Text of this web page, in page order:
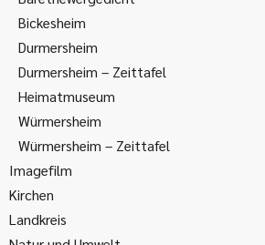
Bickesheim
Durmersheim
Durmersheim – Zeittafel
Heimatmuseum
Würmersheim
Würmersheim – Zeittafel
Imagefilm
Kirchen
Landkreis